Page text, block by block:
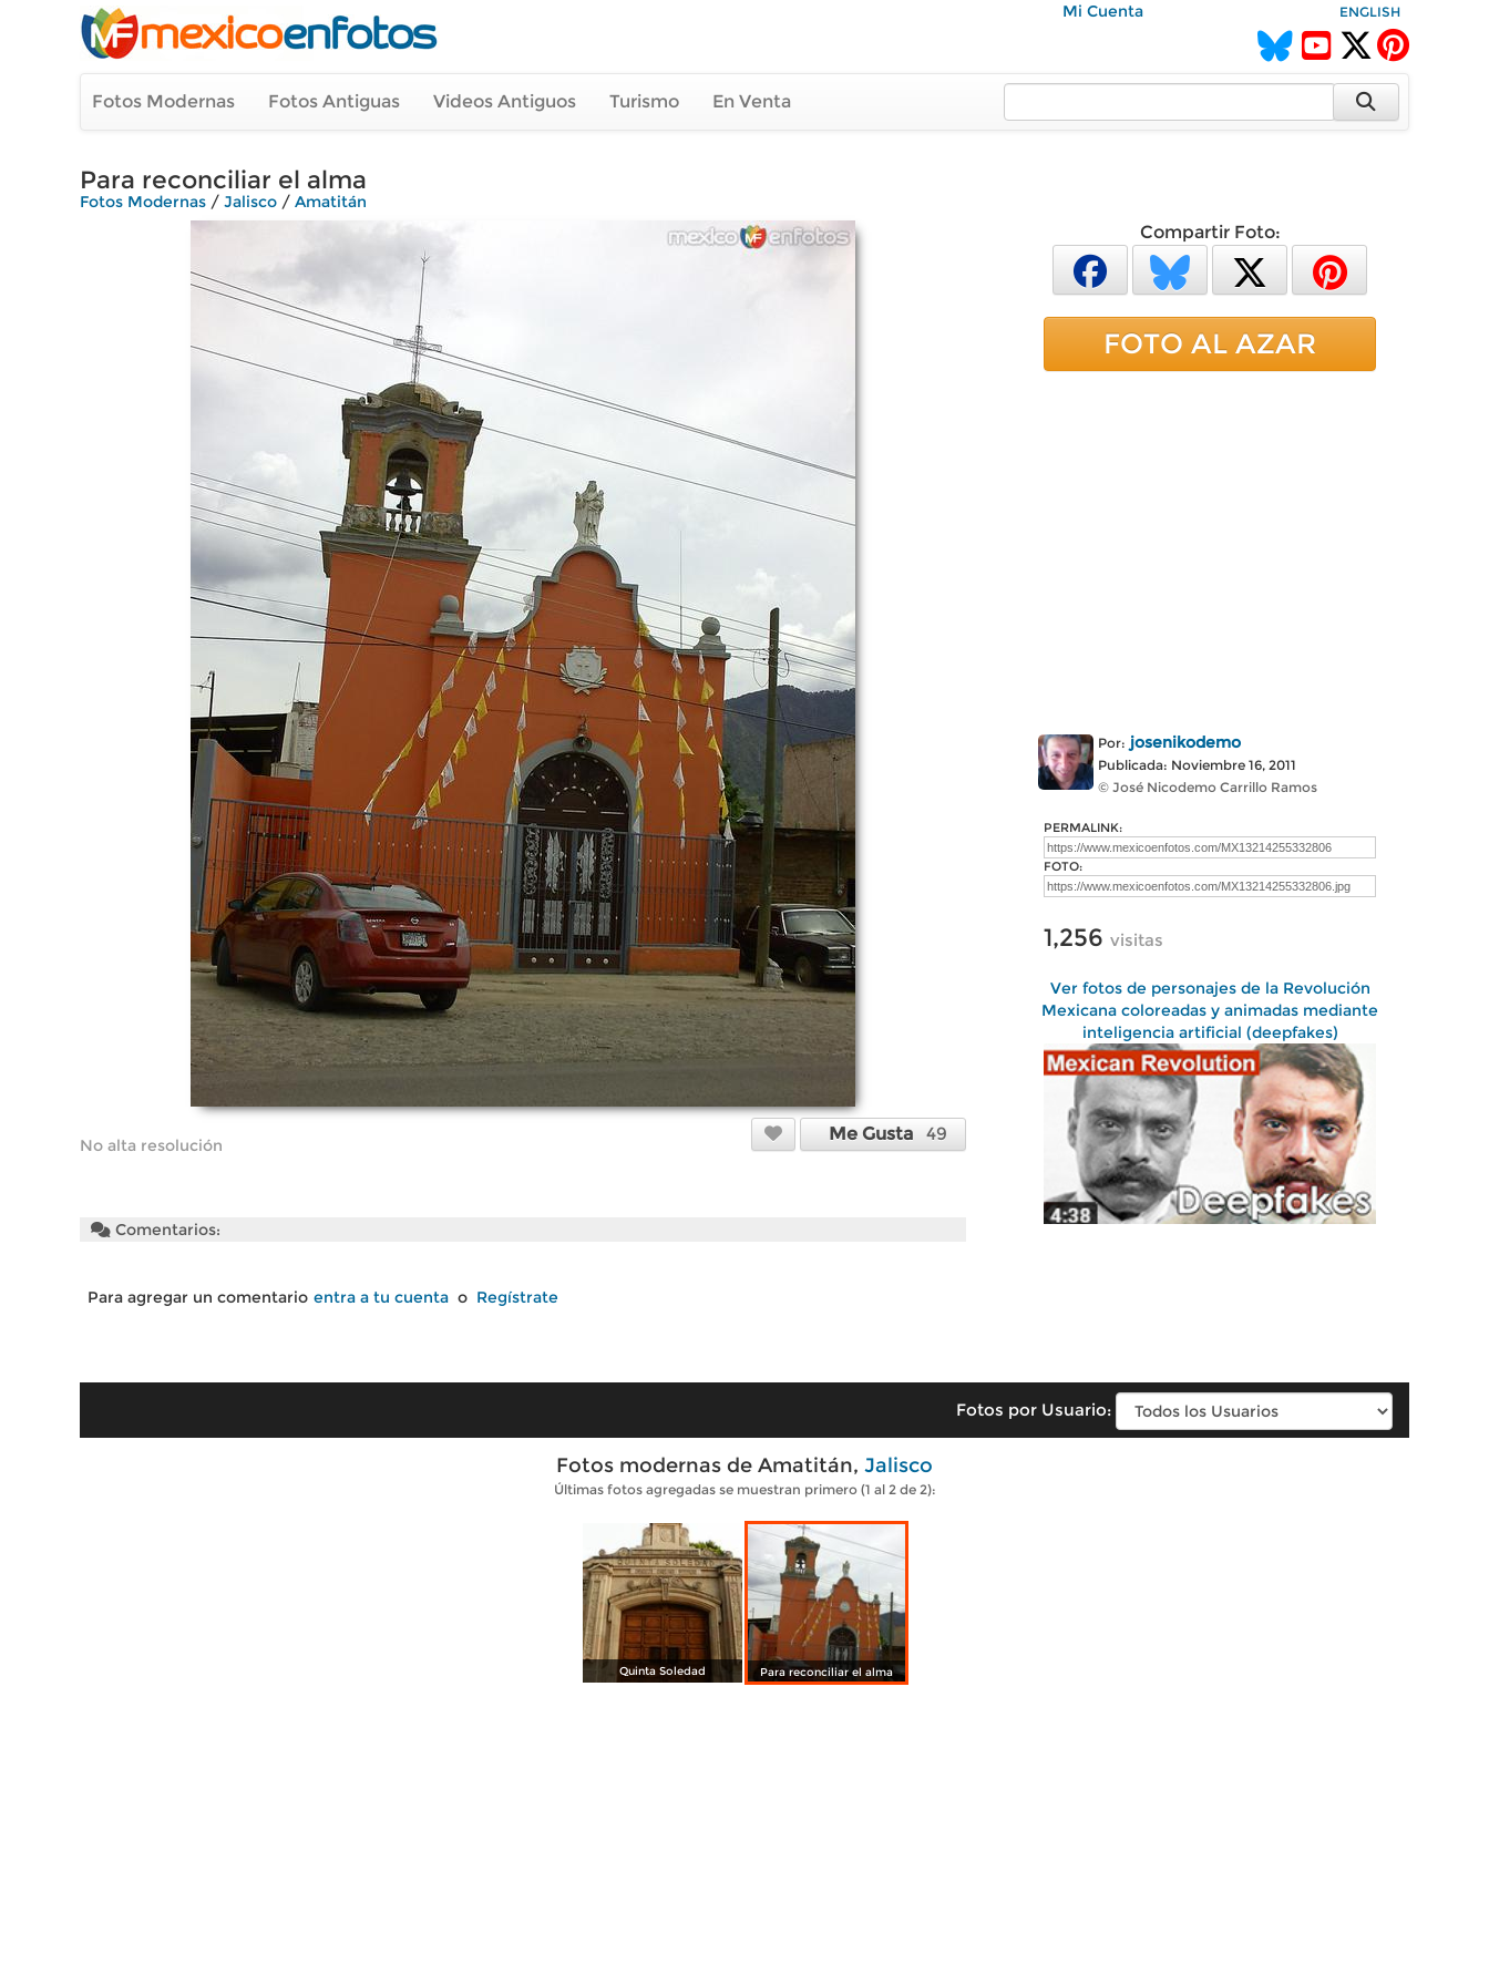
Mi Cuenta ENGLISH
Fotos Modernas Fotos Antiguas Videos Antiguos Turismo En Venta
Para reconciliar el alma
Fotos Modernas / Jalisco / Amatitán
No alta resolución
Me Gusta 49
Comentarios:
Para agregar un comentario entra a tu cuenta o Regístrate
Compartir Foto:
FOTO AL AZAR
Por: josenikodemo
Publicada: Noviembre 16, 2011
© José Nicodemo Carrillo Ramos
PERMALINK:
FOTO:
1,256 visitas
Ver fotos de personajes de la Revolución
Mexicana coloreadas y animadas mediante
inteligencia artificial (deepfakes)
Fotos por Usuario:
Fotos modernas de Amatitán, Jalisco
Últimas fotos agregadas se muestran primero (1 al 2 de 2):
Quinta Soledad Para reconciliar el alma